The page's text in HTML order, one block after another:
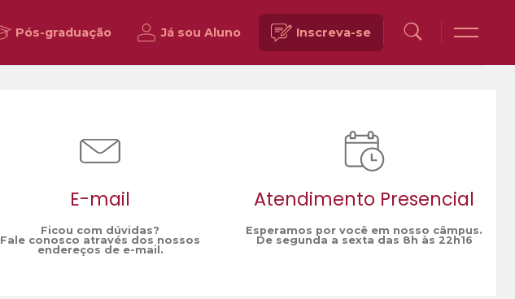
Pós-graduação Já sou Aluno Inscreva-se
E-mail
Ficou com dúvidas?
Fale conosco através dos nossos
endereços de e-mail.
Atendimento Presencial
Esperamos por você em nosso câmpus.
De segunda a sexta das 8h às 22h16